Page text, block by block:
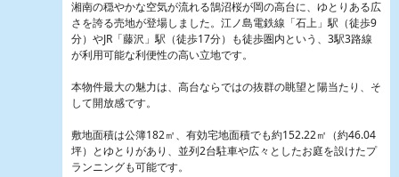
湘南の穏やかな空気が流れる鵠沼桜が岡の高台に、ゆとりある広
さを誇る売地が登場しました。江ノ島電鉄線「石上」駅（徒歩9
分）やJR「藤沢」駅（徒歩17分）も徒歩圏内という、3駅3路線
が利用可能な利便性の高い立地です。
本物件最大の魅力は、高台ならではの抜群の眺望と陽当たり、そ
して開放感です。
敷地面積は公簿182㎡、有効宅地面積でも約152.22㎡（約46.04
坪）とゆとりがあり、並列2台駐車や広々としたお庭を設けたプ
ランニングも可能です。